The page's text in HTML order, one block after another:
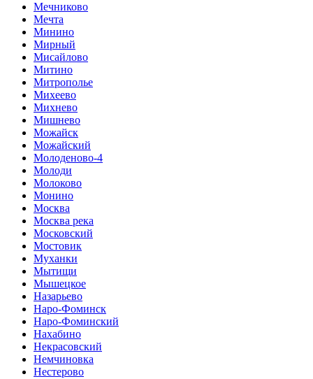
Мечниково
Мечта
Минино
Мирный
Мисайлово
Митино
Митрополье
Михеево
Михнево
Мишнево
Можайск
Можайский
Молоденово-4
Молоди
Молоково
Монино
Москва
Москва река
Московский
Мостовик
Муханки
Мытищи
Мышецкое
Назарьево
Наро-Фоминск
Наро-Фоминский
Нахабино
Некрасовский
Немчиновка
Нестерово